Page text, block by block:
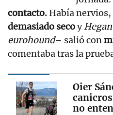
contacto. Había
demasiado secoyHegan
eurohound– salió con
comentaba tras la
Oier
no